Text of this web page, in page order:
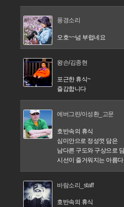
풍경소리
오호~~넘 부럽네요
왕손/김종현
포근한 휴식~
즐감합니다
에버그린/이성환_고문
호반속의 휴식
심미안으로 정성껏 담은
남다른 구도와 구상으로
시선이 즐거워지는 아름
바람소리_staff
호반속의 휴식